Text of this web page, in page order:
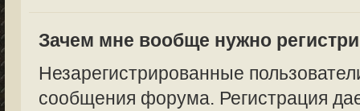
Зачем мне вообще нужно
Незарегистрированные
сообщения форума. Регистрация